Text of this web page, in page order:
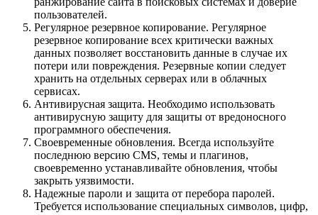
пользователей.
Регулярное резервное копирование. Регулярное
резервное копирование всех критически важных
данных позволяет восстановить данные в случае их
потери или повреждения. Резервные копии следует
хранить на отдельных серверах или в облачных
сервисах.
Антивирусная защита. Необходимо использовать
антивирусную защиту для защиты от вредоносного
программного обеспечения.
Своевременные обновления. Всегда используйте
последнюю версию CMS, темы и плагинов,
своевременно устанавливайте обновления, чтобы
закрыть уязвимости.
Надежные пароли и защита от перебора паролей.
Требуется использование специальных символов, цифр,